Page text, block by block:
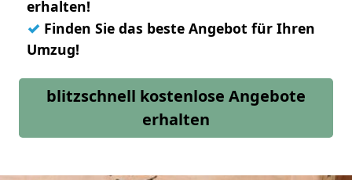
erhalten!
✓ Finden Sie das beste Angebot für Ihren
Umzug!
blitzschnell kostenlose Angebote
erhalten